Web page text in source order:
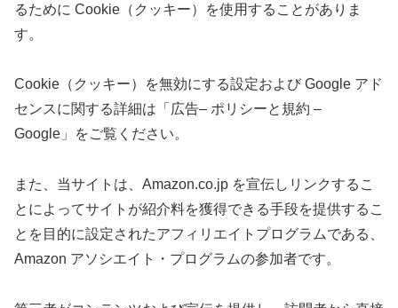
るために Cookie（クッキー）を使用することがありま
す。
Cookie（クッキー）を無効にする設定および Google アド
センスに関する詳細は「広告– ポリシーと規約 –
Google」をご覧ください。
また、当サイトは、Amazon.co.jp を宣伝しリンクするこ
とによってサイトが紹介料を獲得できる手段を提供するこ
とを目的に設定されたアフィリエイトプログラムである、
Amazon アソシエイト・プログラムの参加者です。